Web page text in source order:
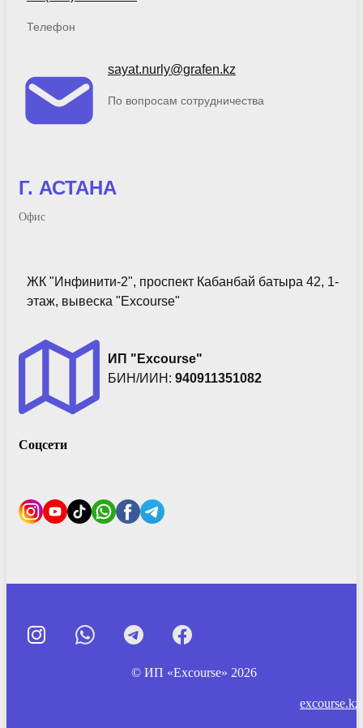
Телефон
sayat.nurly@grafen.kz
По вопросам сотрудничества
Г. АСТАНА
Офис
ЖК "Инфинити-2", проспект Кабанбай батыра 42, 1-
этаж, вывеска "Excourse"
ИП "Excourse"
БИН/ИИН: 940911351082
Соцсети
© ИП «Excourse» 2026
excourse.kz